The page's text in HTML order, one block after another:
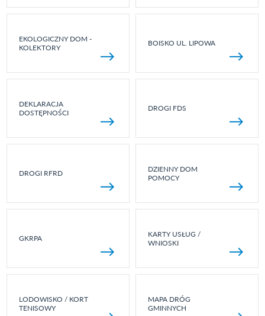
EKOLOGICZNY DOM -
KOLEKTORY
BOISKO UL. LIPOWA
DEKLARACJA
DOSTĘPNOŚCI
DROGI FDS
DROGI RFRD
DZIENNY DOM
POMOCY
GKRPA
KARTY USŁUG /
WNIOSKI
LODOWISKO / KORT
TENISOWY
MAPA DRÓG
GMINNYCH